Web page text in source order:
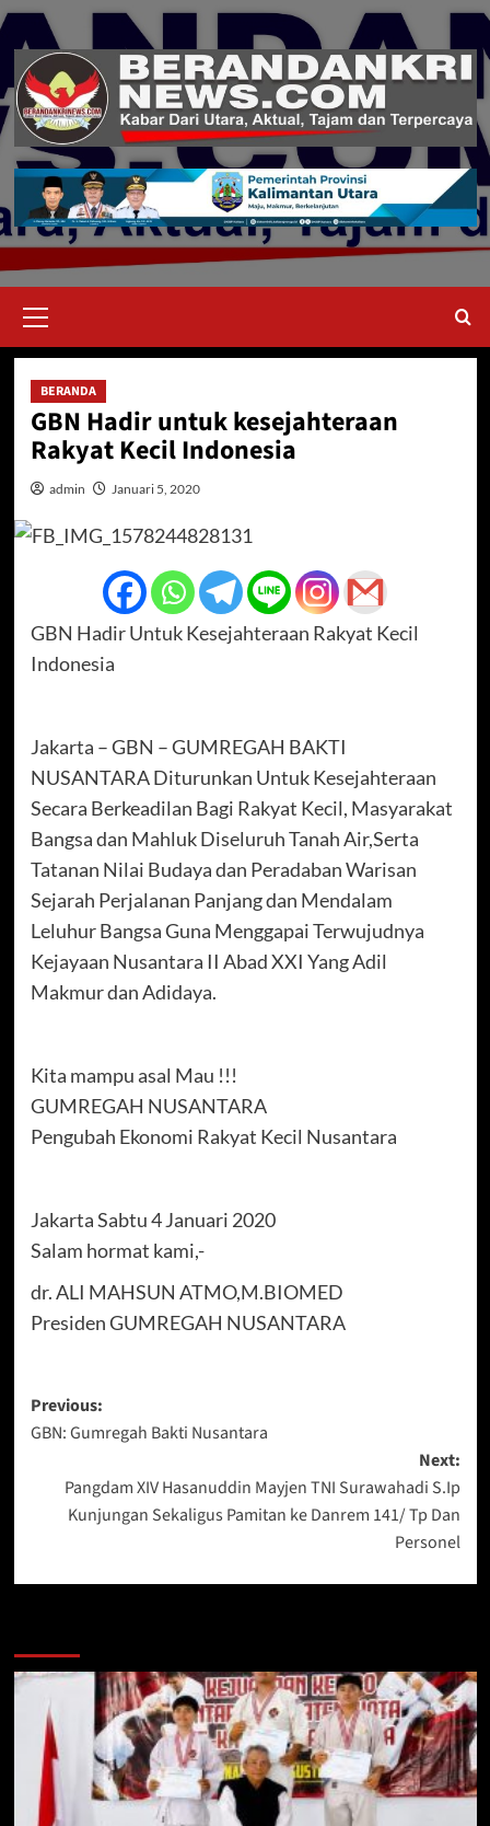
Skip
content
Menu
BERANDA
GBN Hadir untuk kesejahteraan
Rakyat Kecil Indonesia
admin Januari 5, 2020
GBN Hadir Untuk Kesejahteraan Rakyat Kecil
Indonesia
Jakarta – GBN – GUMREGAH BAKTI
NUSANTARA Diturunkan Untuk Kesejahteraan
Secara Berkeadilan Bagi Rakyat Kecil, Masyarakat
Bangsa dan Mahluk Diseluruh Tanah Air,Serta
Tatanan Nilai Budaya dan Peradaban Warisan
Sejarah Perjalanan Panjang dan Mendalam
Leluhur Bangsa Guna Menggapai Terwujudnya
Kejayaan Nusantara II Abad XXI Yang Adil
Makmur dan Adidaya.
Kita mampu asal Mau !!!
GUMREGAH NUSANTARA
Pengubah Ekonomi Rakyat Kecil Nusantara
Jakarta Sabtu 4 Januari 2020
Salam hormat kami,-
dr. ALI MAHSUN ATMO,M.BIOMED
Presiden GUMREGAH NUSANTARA
Post
navigation
Previous:
GBN: Gumregah Bakti Nusantara
Next:
Pangdam XIV Hasanuddin Mayjen TNI Surawahadi S.Ip
Kunjungan Sekaligus Pamitan ke Danrem 141/ Tp Dan
Personel